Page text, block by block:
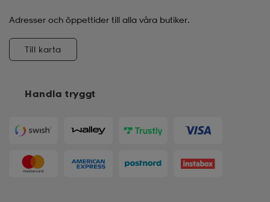
Handla tryggt
Adresser och öppettider till alla våra butiker.
Till karta